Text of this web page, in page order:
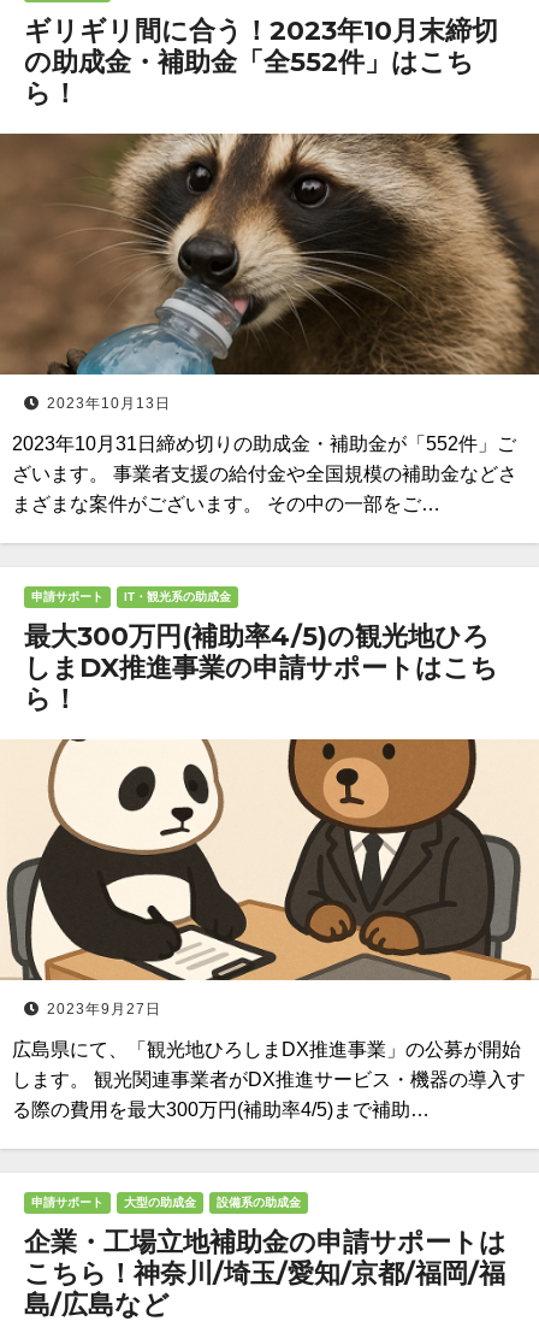
ギリギリ間に合う！2023年10月末締切
の助成金・補助金「全552件」はこち
ら！
2023年10月13日
2023年10月31日締め切りの助成金・補助金が「552件」ご
ざいます。 事業者支援の給付金や全国規模の補助金などさ
まざまな案件がございます。 その中の一部をご…
申請サポート IT・観光系の助成金
最大300万円(補助率4/5)の観光地ひろ
しまDX推進事業の申請サポートはこち
ら！
2023年9月27日
広島県にて、「観光地ひろしまDX推進事業」の公募が開始
します。 観光関連事業者がDX推進サービス・機器の導入す
る際の費用を最大300万円(補助率4/5)まで補助…
申請サポート 大型の助成金 設備系の助成金
企業・工場立地補助金の申請サポートは
こちら！神奈川/埼玉/愛知/京都/福岡/福
島/広島など